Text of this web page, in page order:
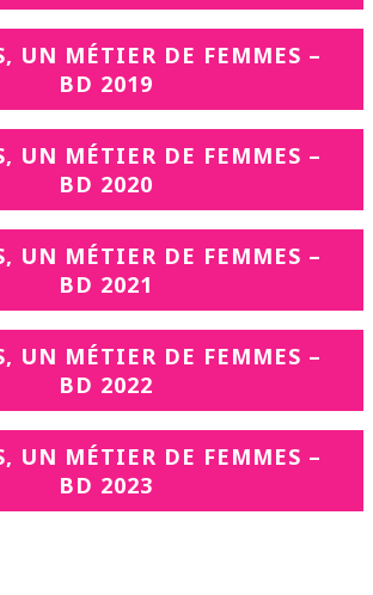
UN MÉTIER DE FEMMES –
BD 2019
UN MÉTIER DE FEMMES –
BD 2020
UN MÉTIER DE FEMMES –
BD 2021
UN MÉTIER DE FEMMES –
BD 2022
UN MÉTIER DE FEMMES –
BD 2023